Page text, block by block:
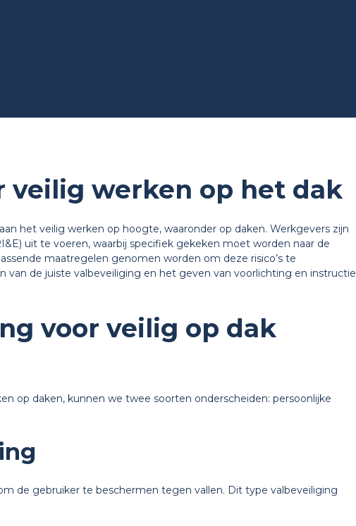
veilig werken op het dak
het veilig werken op hoogte, waaronder op daken. Werkgevers zijn
uit te voeren, waarbij specifiek gekeken moet worden naar de
maatregelen genomen worden om deze risico’s te
van de juiste valbeveiliging en het geven van voorlichting en instructie
voor veilig op dak
op daken, kunnen we twee soorten onderscheiden: persoonlijke
de gebruiker te beschermen tegen vallen. Dit type valbeveiliging